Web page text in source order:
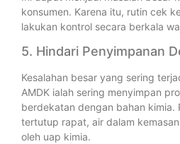
konsumen. Karena itu, rutin cek
lakukan kontrol secara berkala
5. Hindari Penyimpanan
Kesalahan besar yang sering
AMDK ialah sering menyimpan
berdekatan dengan bahan kimia.
tertutup rapat, air dalam
oleh uap kimia.